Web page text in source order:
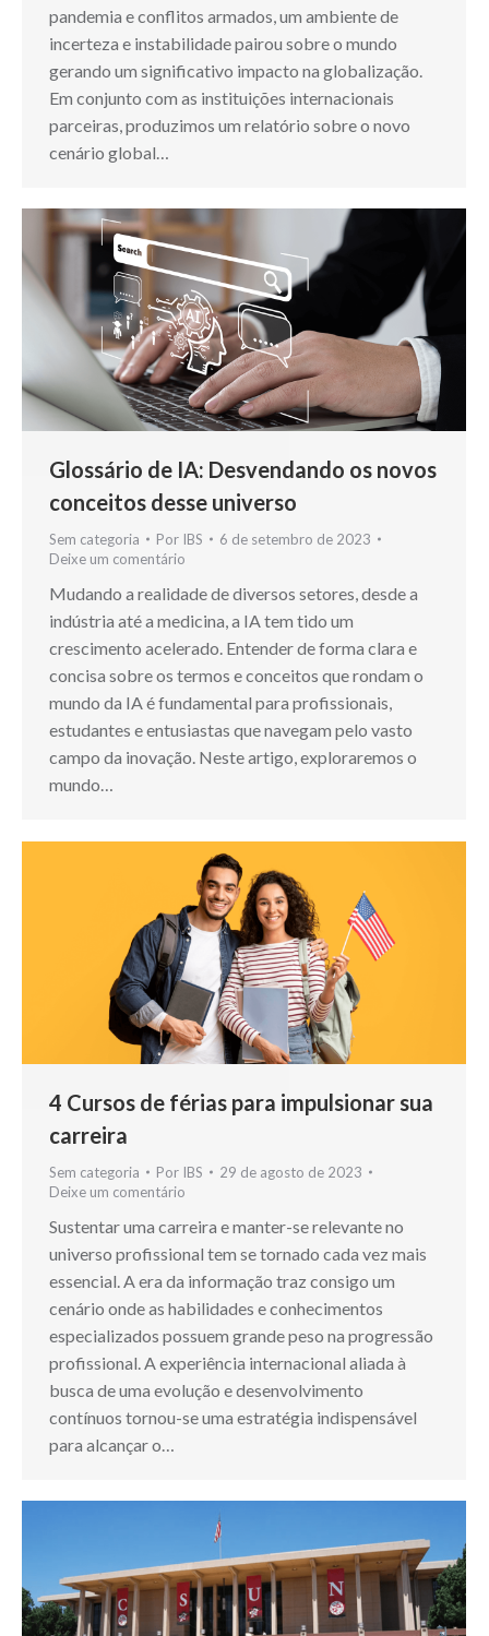
pandemia e conflitos armados, um ambiente de
incerteza e instabilidade pairou sobre o mundo
gerando um significativo impacto na globalização.
Em conjunto com as instituições internacionais
parceiras, produzimos um relatório sobre o novo
cenário global…
Glossário de IA: Desvendando os novos
conceitos desse universo
Sem categoria Por IBS
6 de setembro de 2023
Deixe um comentário
Mudando a realidade de diversos setores, desde a
indústria até a medicina, a IA tem tido um
crescimento acelerado. Entender de forma clara e
concisa sobre os termos e conceitos que rondam o
mundo da IA é fundamental para profissionais,
estudantes e entusiastas que navegam pelo vasto
campo da inovação. Neste artigo, exploraremos o
mundo…
4 Cursos de férias para impulsionar sua
carreira
Sem categoria Por IBS
29 de agosto de 2023
Deixe um comentário
Sustentar uma carreira e manter-se relevante no
universo profissional tem se tornado cada vez mais
essencial. A era da informação traz consigo um
cenário onde as habilidades e conhecimentos
especializados possuem grande peso na progressão
profissional. A experiência internacional aliada à
busca de uma evolução e desenvolvimento
contínuos tornou-se uma estratégia indispensável
para alcançar o…